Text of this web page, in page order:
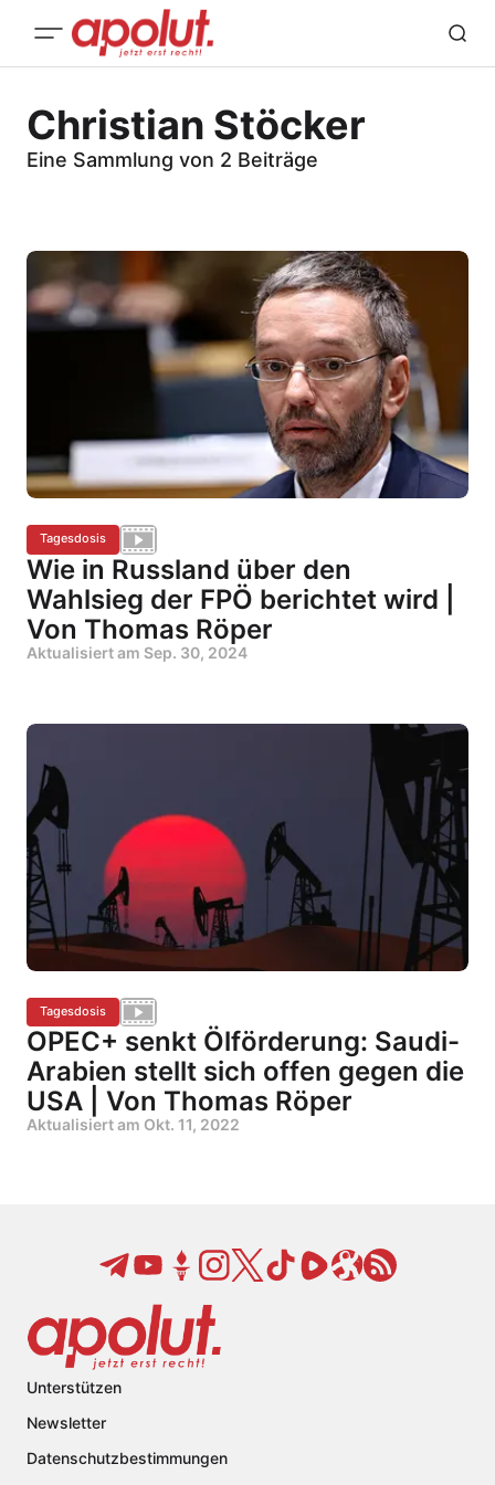
Christian Stöcker
Eine Sammlung von 2 Beiträge
Tagesdosis
Wie in Russland über den
Wahlsieg der FPÖ berichtet wird |
Von Thomas Röper
Aktualisiert am Sep. 30, 2024
Tagesdosis
OPEC+ senkt Ölförderung: Saudi-
Arabien stellt sich offen gegen die
USA | Von Thomas Röper
Aktualisiert am Okt. 11, 2022
Unterstützen
Newsletter
Datenschutzbestimmungen